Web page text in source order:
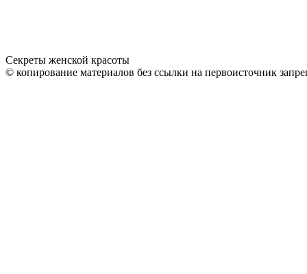
Секреты женской красоты
© копирование материалов без ссылки на первоисточник